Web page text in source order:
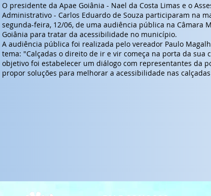
O presidente da Apae Goiânia - Nael da Costa Limas e o
Administrativo - Carlos Eduardo de Souza participaram na
segunda-feira, 12/06, de uma audiência pública na Câmara
Goiânia para tratar da acessibilidade no município.
A audiência pública foi realizada pelo vereador Paulo
tema: "Calçadas o direito de ir e vir começa na porta da sua
objetivo foi estabelecer um diálogo com representantes da
propor soluções para melhorar a acessibilidade nas